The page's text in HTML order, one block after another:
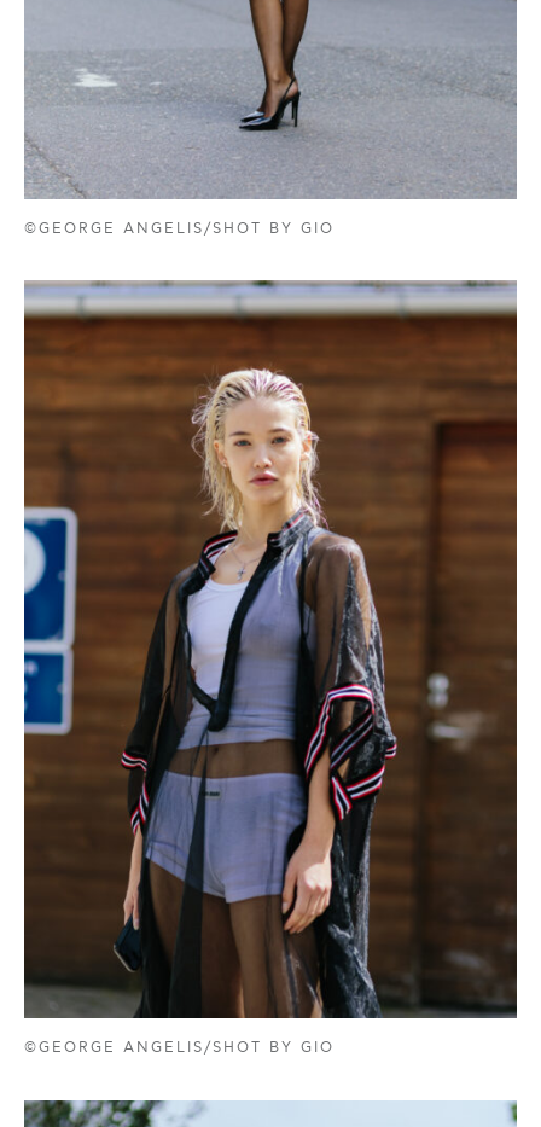
©GEORGE ANGELIS/SHOT BY GIO
©GEORGE ANGELIS/SHOT BY GIO